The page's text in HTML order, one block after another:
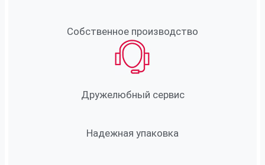
Собственное производство
Дружелюбный сервис
Надежная упаковка